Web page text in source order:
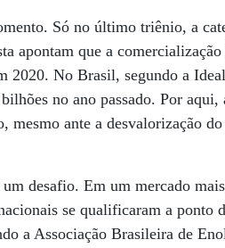
Só no último triênio, a
apontam que a
2020. No Brasil, segundo a
no ano passado. Por aqui,
mesmo ante a desvalorização
desafio. Em um mercado
se qualificaram a ponto
a Associação Brasileira de